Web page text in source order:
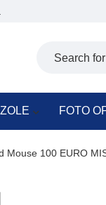
FOTO
Mouse 100 EURO